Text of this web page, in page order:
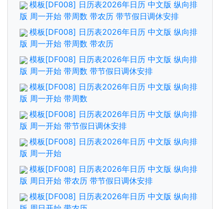
模板[DF008] 日历表2026年日历 中文版 纵向排
版 周一开始 带周数 带农历 带节假日调休安排
模板[DF008] 日历表2026年日历 中文版 纵向排
版 周一开始 带周数 带农历
模板[DF008] 日历表2026年日历 中文版 纵向排
版 周一开始 带周数 带节假日调休安排
模板[DF008] 日历表2026年日历 中文版 纵向排
版 周一开始 带周数
模板[DF008] 日历表2026年日历 中文版 纵向排
版 周一开始 带节假日调休安排
模板[DF008] 日历表2026年日历 中文版 纵向排
版 周一开始
模板[DF008] 日历表2026年日历 中文版 纵向排
版 周日开始 带农历 带节假日调休安排
模板[DF008] 日历表2026年日历 中文版 纵向排